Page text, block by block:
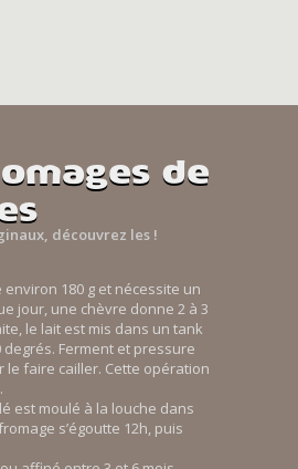
de
découvrez les !
180 g et nécessite un
jour, une chèvre donne 2 à 3
le lait est mis dans un tank
Ferment et pressure
le faire cailler. Cette opération
est moulé à la louche dans
s’égoutte 12h, puis